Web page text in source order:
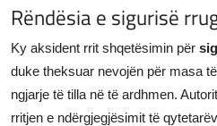
Rëndësia e sigurisë
Ky aksident rrit shqetësimin për
duke theksuar nevojën për masa
ngjarje të tilla në të ardhmen.
rritjen e ndërgjegjësimit të